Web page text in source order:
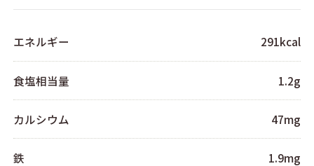
エネルギー 291kcal
食塩相当量 1.2g
カルシウム 47mg
鉄 1.9mg